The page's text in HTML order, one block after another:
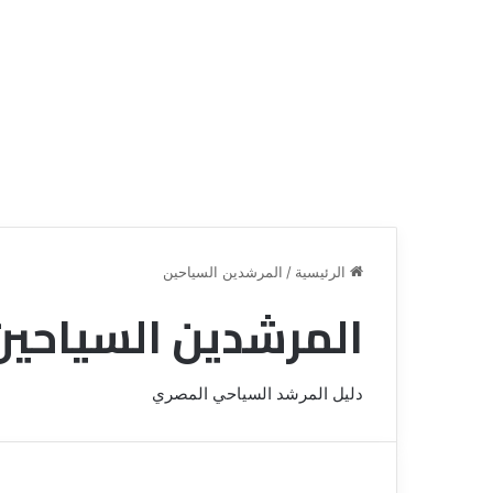
الرئيسية / المرشدين السياحين
المرشدين
دليل المرشد السياحي المصري
ن
ة